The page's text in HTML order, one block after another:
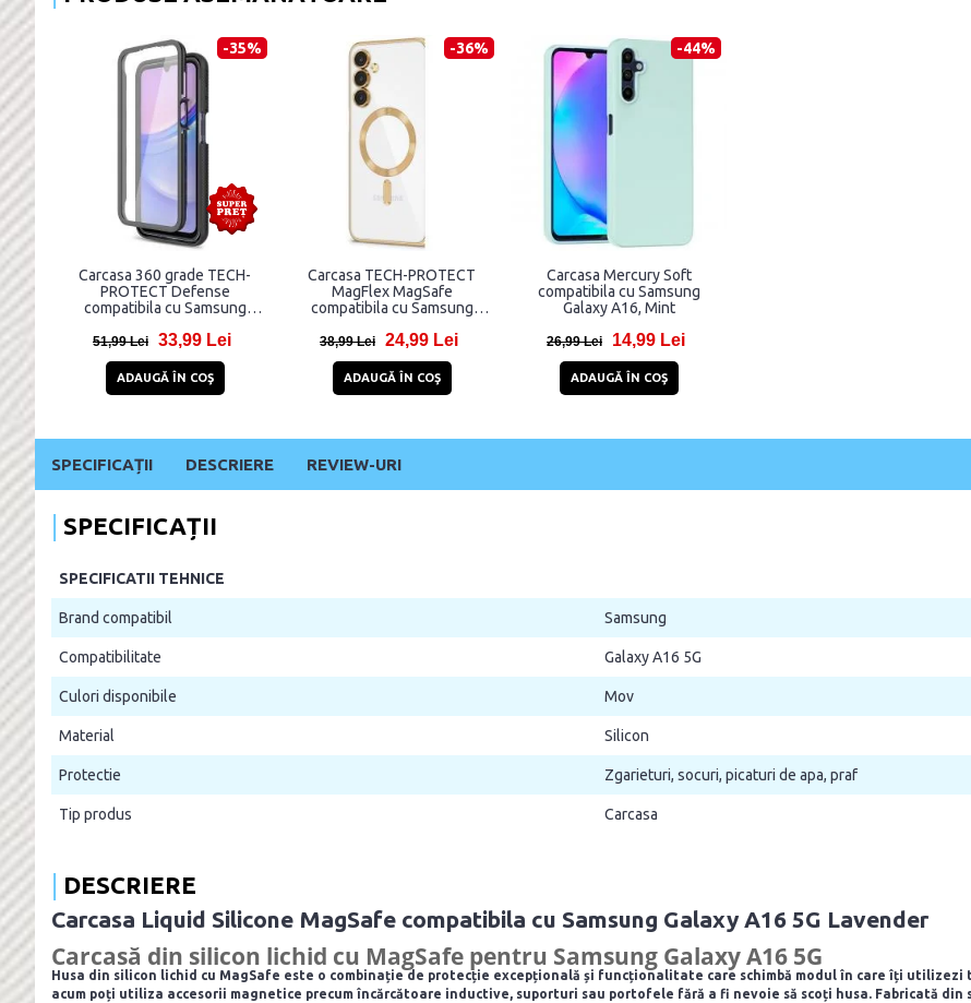
-35%
Carcasa 360 grade TECH-
PROTECT Defense
compatibila cu Samsung
Protectie display, Negru
51,99 Lei 33,99 Lei
ADAUGĂ ÎN COŞ
-36%
Carcasa TECH-PROTECT
MagFlex MagSafe
compatibila cu Samsung
Gold
38,99 Lei 24,99 Lei
ADAUGĂ ÎN COŞ
-44%
Carcasa Mercury Soft
compatibila cu Samsung
Galaxy A16, Mint
26,99 Lei 14,99 Lei
ADAUGĂ ÎN COŞ
SPECIFICAȚII DESCRIERE REVIEW-URI
SPECIFICAȚII
SPECIFICATII TEHNICE
Brand compatibil Samsung
Compatibilitate Galaxy A16 5G
Culori disponibile Mov
Material Silicon
Protectie Zgarieturi, socuri, picaturi de apa, praf
Tip produs Carcasa
DESCRIERE
Carcasa Liquid Silicone MagSafe compatibila cu Samsung Galaxy A16 5G Lavender
Carcasă din silicon lichid cu MagSafe pentru Samsung Galaxy A16 5G
Husa din silicon lichid cu MagSafe este o combinație de protecție excepțională și funcționalitate care schimbă modul în care îți
acum poți utiliza accesorii magnetice precum încărcătoare inductive, suporturi sau portofele fără a fi nevoie să scoți husa. Fabricată